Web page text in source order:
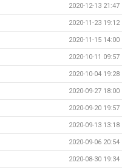
2020-12-13 21:47
2020-11-23 19:12
2020-11-15 14:00
2020-10-11 09:57
2020-10-04 19:28
2020-09-27 18:00
2020-09-20 19:57
2020-09-13 13:18
2020-09-06 20:54
2020-08-30 19:34